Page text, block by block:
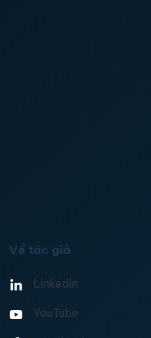
Về tác giả
Linkedin
YouTube